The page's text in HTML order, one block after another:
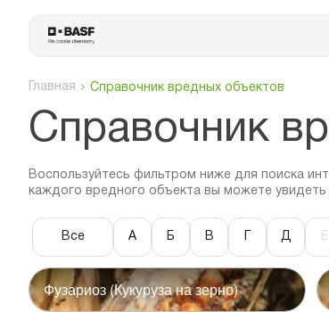
Главная Справочник вредных объектов
Cправочник
Воспользуйтесь фильтром ниже для поиска
каждого вредного объекта вы можете
Все А Б В Д Е
Фузариоз (Кукуруза на зерно)